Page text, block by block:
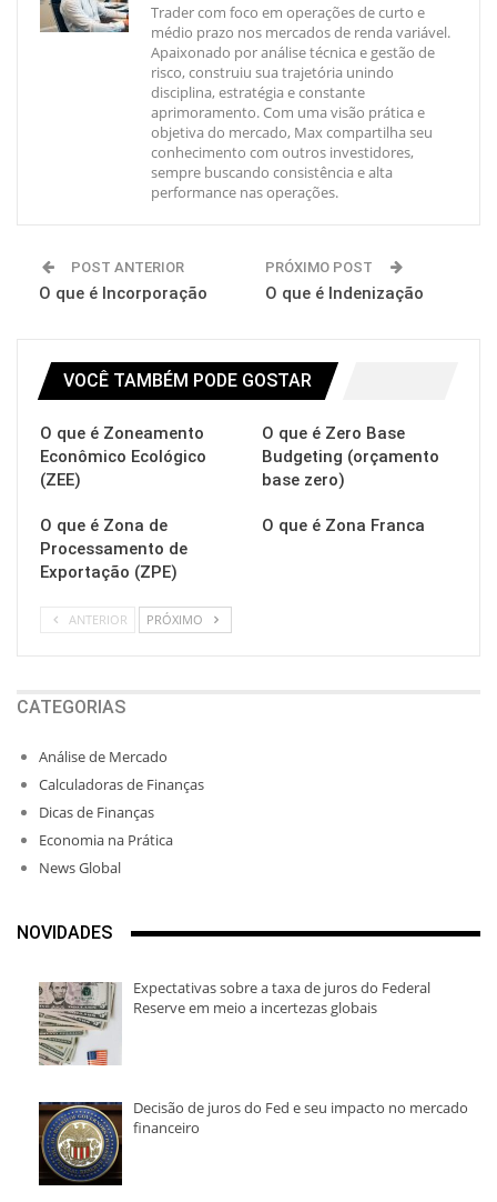
Trader com foco em operações de curto e
médio prazo nos mercados de renda variável.
Apaixonado por análise técnica e gestão de
risco, construiu sua trajetória unindo
disciplina, estratégia e constante
aprimoramento. Com uma visão prática e
objetiva do mercado, Max compartilha seu
conhecimento com outros investidores,
sempre buscando consistência e alta
performance nas operações.
POST ANTERIOR
O que é Incorporação
PRÓXIMO POST
O que é Indenização
VOCÊ TAMBÉM PODE GOSTAR
O que é Zoneamento
Econômico Ecológico
(ZEE)
O que é Zero Base
Budgeting (orçamento
base zero)
O que é Zona de
Processamento de
Exportação (ZPE)
O que é Zona Franca
ANTERIOR PRÓXIMO
CATEGORIAS
Análise de Mercado
Calculadoras de Finanças
Dicas de Finanças
Economia na Prática
News Global
NOVIDADES
Expectativas sobre a taxa de juros do Federal
Reserve em meio a incertezas globais
Decisão de juros do Fed e seu impacto no mercado
financeiro